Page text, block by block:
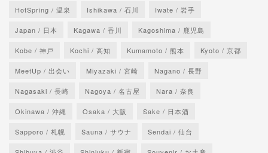
HotSpring / 温泉 Ishikawa / 石川 Iwate / 岩手
Japan / 日本 Kagawa / 香川 Kagoshima / 鹿児島
Kobe / 神戸 Kochi / 高知 Kumamoto / 熊本 Kyoto / 京都
MeetUp / 出会い Miyazaki / 宮崎 Nagano / 長野
Nagasaki / 長崎 Nagoya / 名古屋 Nara / 奈良
Okinawa / 沖縄 Osaka / 大阪 Sake / 日本酒
Sapporo / 札幌 Sauna / サウナ Sendai / 仙台